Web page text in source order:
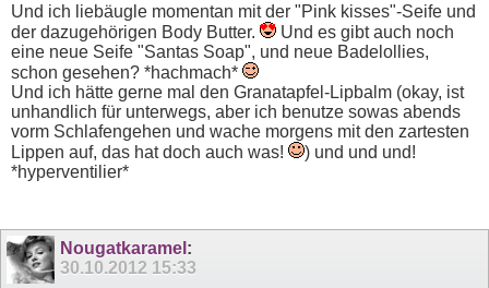
Und ich liebäugle momentan mit der "Pink kisses"-Seife und
der dazugehörigen Body Butter.
Und es gibt auch noch
eine neue Seife "Santas Soap", und neue Badelollies,
schon gesehen? *hachmach*
Und ich hätte gerne mal den Granatapfel-Lipbalm (okay, ist
unhandlich für unterwegs, aber ich benutze sowas abends
vorm Schlafengehen und wache morgens mit den zartesten
Lippen auf, das hat doch auch was!
) und und und!
*hyperventilier*
Nougatkaramel :
30.10.2012 15:33